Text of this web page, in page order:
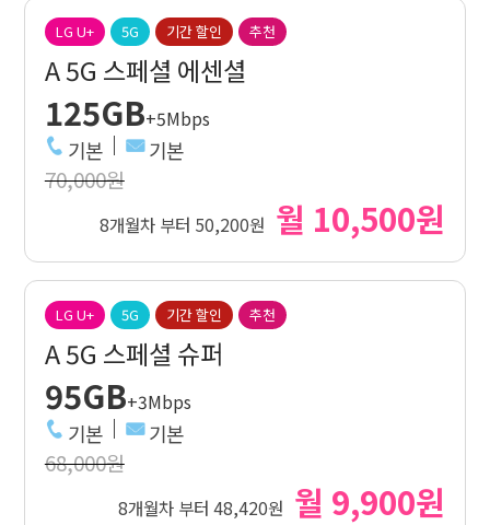
LG U+ 5G 기간 할인 추천
A 5G 스페셜 에센셜
125GB+5Mbps
기본 기본
70,000원
8개월차 부터 50,200원 월 10,500원
LG U+ 5G 기간 할인 추천
A 5G 스페셜 슈퍼
95GB+3Mbps
기본 기본
68,000원
8개월차 부터 48,420원 월 9,900원